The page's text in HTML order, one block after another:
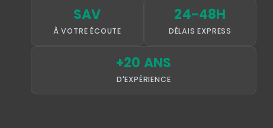
SAV
À VOTRE ÉCOUTE
24-48H
DÉLAIS EXPRESS
+20 ANS
D'EXPÉRIENCE